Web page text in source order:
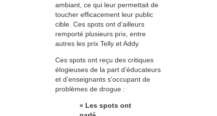
ambiant, ce qui leur permettait de
toucher efficacement leur public
cible. Ces spots ont d’ailleurs
remporté plusieurs prix, entre
autres les prix Telly et Addy.
Ces spots ont reçu des critiques
élogieuses de la part d’éducateurs
et d’enseignants s’occupant de
problèmes de drogue :
« Les spots ont